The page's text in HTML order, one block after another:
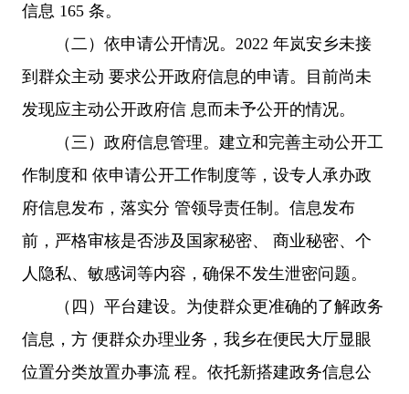
信息 165 条。
（二）依申请公开情况。2022 年岚安乡未接
到群众主动 要求公开政府信息的申请。目前尚未
发现应主动公开政府信 息而未予公开的情况。
（三）政府信息管理。建立和完善主动公开工
作制度和 依申请公开工作制度等，设专人承办政
府信息发布，落实分 管领导责任制。信息发布
前，严格审核是否涉及国家秘密、 商业秘密、个
人隐私、敏感词等内容，确保不发生泄密问题。
（四）平台建设。为使群众更准确的了解政务
信息，方 便群众办理业务，我乡在便民大厅显眼
位置分类放置办事流 程。依托新搭建政务信息公